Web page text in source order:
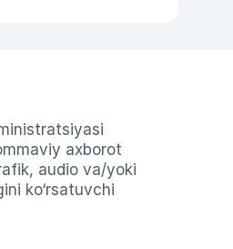
axborot
audio va/yoki
ko‘rsatuvchi